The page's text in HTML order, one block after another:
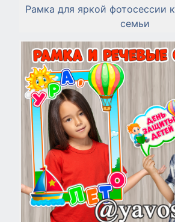
Рамка для яркой фотосессии
семьи